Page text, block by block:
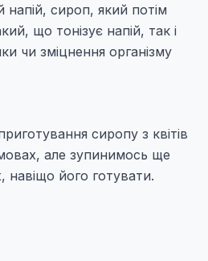
сироп, який потім
що тонізує напій, так і
чи зміцнення організму
сиропу з квітів
але зупинимось ще
його готувати.